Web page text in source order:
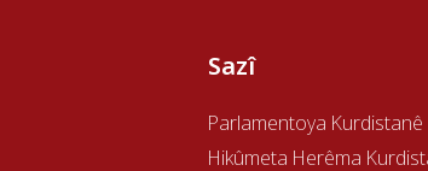
Sazî
Parlamentoya Kurdistanê
Hikûmeta Herêma